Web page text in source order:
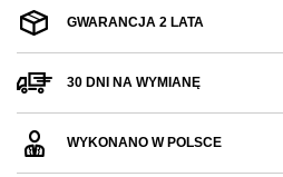
GWARANCJA 2 LATA
30 DNI NA WYMIANĘ
WYKONANO W POLSCE